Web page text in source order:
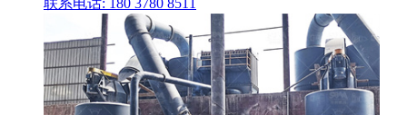
联系电话: 180 3780 8511